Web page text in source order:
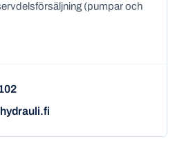
(pumpar och